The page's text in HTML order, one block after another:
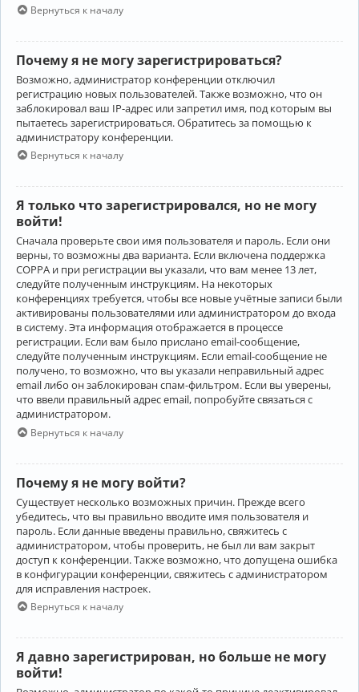
Вернуться к началу
Почему я не могу зарегистрироваться?
Возможно, администратор конференции отключил
регистрацию новых пользователей. Также возможно, что он
заблокировал ваш IP-адрес или запретил имя, под которым вы
пытаетесь зарегистрироваться. Обратитесь за помощью к
администратору конференции.
Вернуться к началу
Я только что зарегистрировался, но не могу
войти!
Сначала проверьте свои имя пользователя и пароль. Если они
верны, то возможны два варианта. Если включена поддержка
COPPA и при регистрации вы указали, что вам менее 13 лет,
следуйте полученным инструкциям. На некоторых
конференциях требуется, чтобы все новые учётные записи были
активированы пользователями или администратором до входа
в систему. Эта информация отображается в процессе
регистрации. Если вам было прислано email-сообщение,
следуйте полученным инструкциям. Если email-сообщение не
получено, то возможно, что вы указали неправильный адрес
email либо он заблокирован спам-фильтром. Если вы уверены,
что ввели правильный адрес email, попробуйте связаться с
администратором.
Вернуться к началу
Почему я не могу войти?
Существует несколько возможных причин. Прежде всего
убедитесь, что вы правильно вводите имя пользователя и
пароль. Если данные введены правильно, свяжитесь с
администратором, чтобы проверить, не был ли вам закрыт
доступ к конференции. Также возможно, что допущена ошибка
в конфигурации конференции, свяжитесь с администратором
для исправления настроек.
Вернуться к началу
Я давно зарегистрирован, но больше не могу
войти!